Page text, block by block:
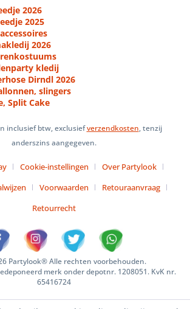
2026
2025
2026
kledij
Dirndl 2026
slingers
Split Cake
inclusief btw, exclusiefverzendkosten, tenzij
anderszins aangegeven.
Cookie-instellingen
Over Partylook
Voorwaarden
Retouraanvraag
Retourrecht
Partylook® Alle rechten voorbehouden.
merk onder depotnr. 1208051. KvK nr.
65416724